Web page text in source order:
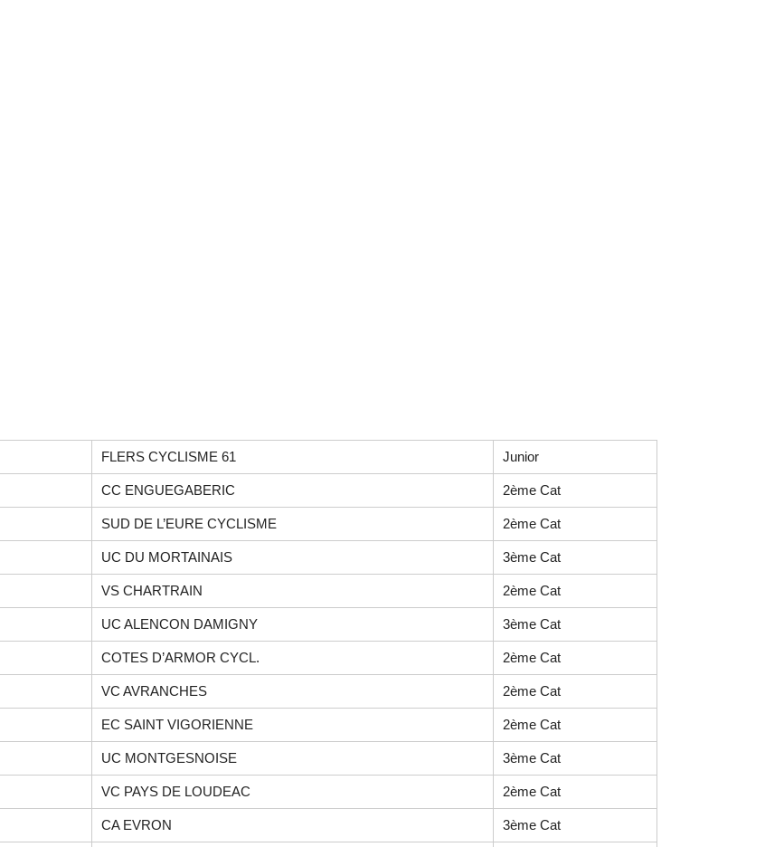
FLERS CYCLISME 61 Junior
CC ENGUEGABERIC 2ème Cat
SUD DE L’EURE CYCLISME 2ème Cat
UC DU MORTAINAIS 3ème Cat
VS CHARTRAIN 2ème Cat
UC ALENCON DAMIGNY 3ème Cat
COTES D’ARMOR CYCL. 2ème Cat
VC AVRANCHES 2ème Cat
EC SAINT VIGORIENNE 2ème Cat
UC MONTGESNOISE 3ème Cat
VC PAYS DE LOUDEAC 2ème Cat
CA EVRON 3ème Cat